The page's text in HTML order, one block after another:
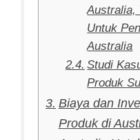
Australia,
Untuk
Australia
Studi
Produk
Biaya dan
Produk di